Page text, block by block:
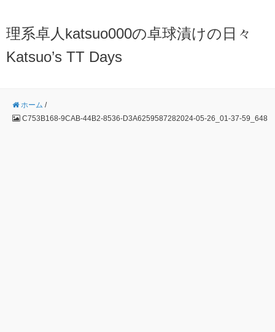
理系卓人katsuo000の卓球漬けの日々
Katsuo’s TT Days
ホーム /
C753B168-9CAB-44B2-8536-D3A6259587282024-05-26_01-37-59_648